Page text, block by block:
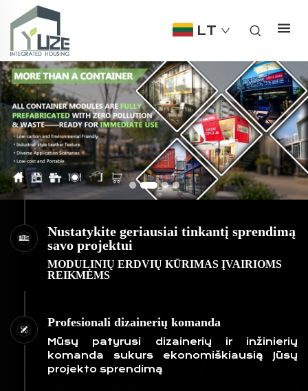
LT
Nustatykite geriausiai tinkantį sprendimą
savo projektui
MODULINIŲ ERDVIŲ KŪRIMAS ĮVAIRIOMS
REIKMĖMS
Profesionali dizainerių komanda
Mūsų patyrusi dizainerių ir inžinierių
komanda sukurs ekonomiškiausią Jūsų
projekto sprendimą